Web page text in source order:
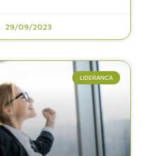
29/09/2023
LIDERANÇA